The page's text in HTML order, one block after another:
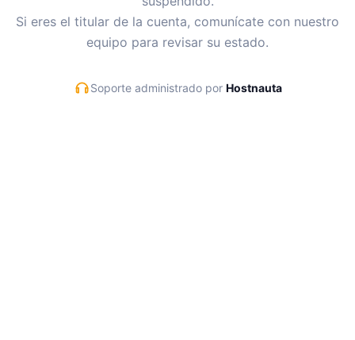
Si eres el titular de la cuenta, comunícate con nuestro
equipo para revisar su estado.
Soporte administrado por Hostnauta